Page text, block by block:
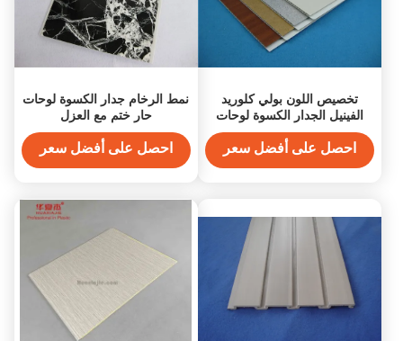
تخصيص اللون بولي كلوريد
الفينيل الجدار الكسوة لوحات
للبناء ، الصيانة السريعة
احصل على أفضل سعر
نمط الرخام جدار الكسوة لوحات
حار ختم مع العزل
احصل على أفضل سعر